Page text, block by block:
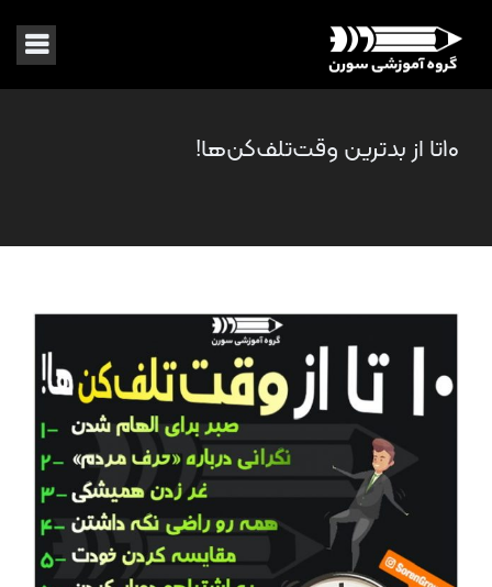
۱۰‌تا از بدترین وقت‌تلف‌کن‌ها!